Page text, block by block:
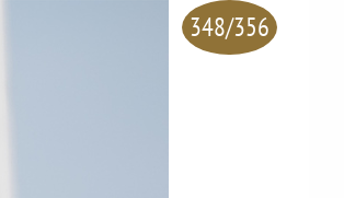
348/356